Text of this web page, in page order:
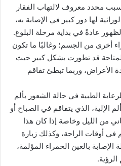
محدد معروف لالتهاب الفقار
لها دور كبير في الإصابة به،
عادةً في بداية مرحلة البلوغ.
أخرى من الجسم؛ وغالبًا ما تكون
قد تطورت بشكل كبير حيث
الأعراض، وربما تبطئ تفاقم
الطبية في حالة الشعور بألم
الإلية، الذي يتفاقم في الصباح أو
من الليل وخاصة إذا كان هذا
في أوقات الراحة، وكذلك زيارة
بالعين الحمراء المؤلمة،